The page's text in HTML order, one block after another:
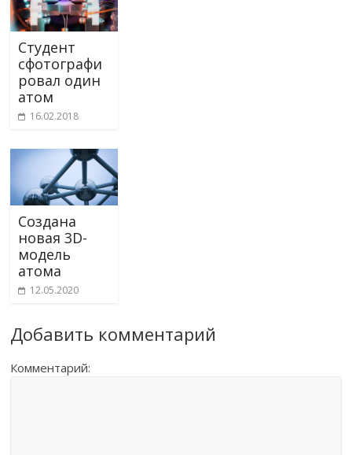
Студент
сфотографи
ровал один
атом
16.02.2018
Создана
новая 3D-
модель
атома
12.05.2020
Добавить комментарий
Комментарий: